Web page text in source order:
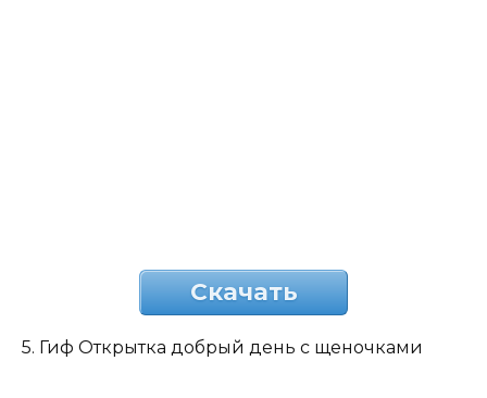
Скачать
5. Гиф Открытка добрый день с щеночками